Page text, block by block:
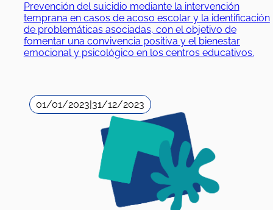
Prevención del suicidio mediante la intervención
temprana en casos de acoso escolar y la identificación
de problemáticas asociadas, con el objetivo de
fomentar una convivencia positiva y el bienestar
emocional y psicológico en los centros educativos.
01/01/2023 31/12/2023